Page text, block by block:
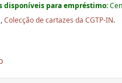
disponíveis para empréstimo:
,Colecção de cartazes da CGTP-IN.